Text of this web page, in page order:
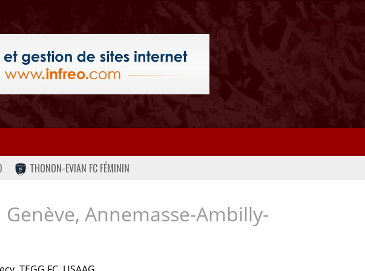
THONON-EVIAN FC FÉMININ
Annemasse-Ambilly-